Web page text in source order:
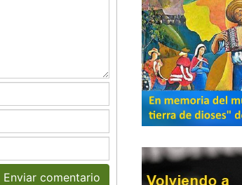
Enviar comentario